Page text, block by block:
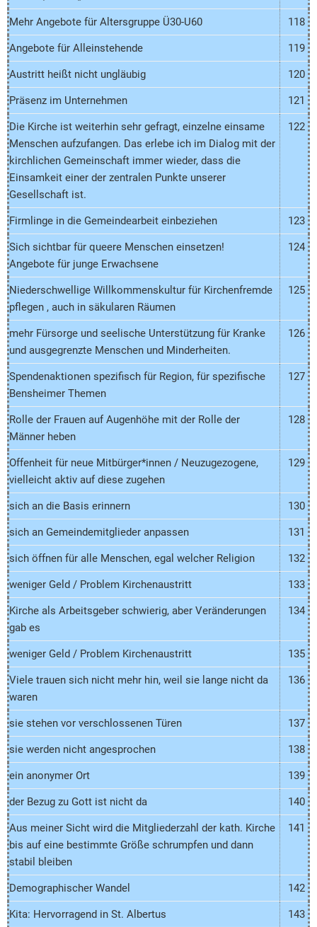
Mehr Angebote für Altersgruppe Ü30-U60 118
Angebote für Alleinstehende 119
Austritt heißt nicht ungläubig 120
Präsenz im Unternehmen 121
Die Kirche ist weiterhin sehr gefragt, einzelne einsame
Menschen aufzufangen. Das erlebe ich im Dialog mit der
kirchlichen Gemeinschaft immer wieder, dass die
Einsamkeit einer der zentralen Punkte unserer
Gesellschaft ist.
122
Firmlinge in die Gemeindearbeit einbeziehen 123
Sich sichtbar für queere Menschen einsetzen!
Angebote für junge Erwachsene
124
Niederschwellige Willkommenskultur für Kirchenfremde
pflegen , auch in säkularen Räumen
125
mehr Fürsorge und seelische Unterstützung für Kranke
und ausgegrenzte Menschen und Minderheiten.
126
Spendenaktionen spezifisch für Region, für spezifische
Bensheimer Themen
127
Rolle der Frauen auf Augenhöhe mit der Rolle der
Männer heben
128
Offenheit für neue Mitbürger*innen / Neuzugezogene,
vielleicht aktiv auf diese zugehen
129
sich an die Basis erinnern 130
sich an Gemeindemitglieder anpassen 131
sich öffnen für alle Menschen, egal welcher Religion 132
weniger Geld / Problem Kirchenaustritt 133
Kirche als Arbeitsgeber schwierig, aber Veränderungen
gab es
134
weniger Geld / Problem Kirchenaustritt 135
Viele trauen sich nicht mehr hin, weil sie lange nicht da
waren
136
sie stehen vor verschlossenen Türen 137
sie werden nicht angesprochen 138
ein anonymer Ort 139
der Bezug zu Gott ist nicht da 140
Aus meiner Sicht wird die Mitgliederzahl der kath. Kirche
bis auf eine bestimmte Größe schrumpfen und dann
stabil bleiben
141
Demographischer Wandel 142
Kita: Hervorragend in St. Albertus 143